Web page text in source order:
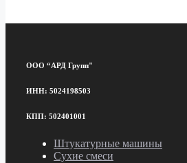
ООО “АРД Групп"
ИНН: 5024198503
КПП: 502401001
Штукатурные машины
Сухие смеси